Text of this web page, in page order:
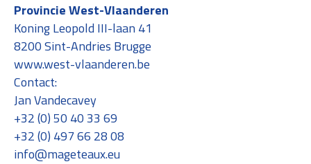
Provincie West-Vlaanderen
Koning Leopold III-laan 41
8200 Sint-Andries Brugge
www.west-vlaanderen.be
Contact:
Jan Vandecavey
+32 (0) 50 40 33 69
+32 (0) 497 66 28 08
info@mageteaux.eu